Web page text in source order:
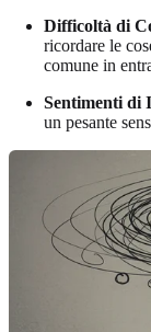
Difficoltà di
ricordare le
comune in
Sentimenti di
un pesante